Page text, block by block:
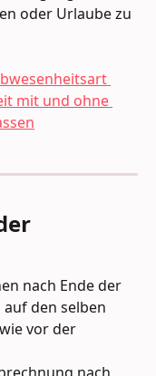
oder Urlaube zu
nach Ende der
den selben
vor der